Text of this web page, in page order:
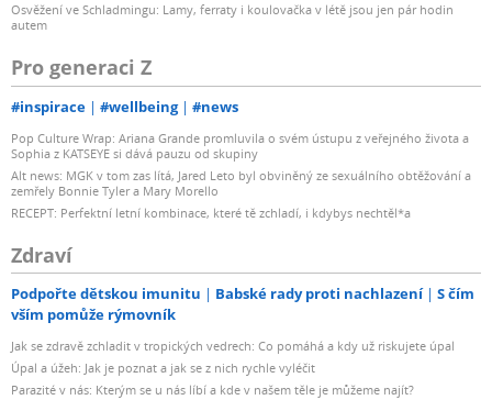
Osvěžení ve Schladmingu: Lamy, ferraty i koulovačka v létě jsou jen pár hodin
autem
Pro generaci Z
#inspirace #wellbeing #news
Pop Culture Wrap: Ariana Grande promluvila o svém ústupu z veřejného života a
Sophia z KATSEYE si dává pauzu od skupiny
Alt news: MGK v tom zas lítá, Jared Leto byl obviněný ze sexuálního obtěžování a
zemřely Bonnie Tyler a Mary Morello
RECEPT: Perfektní letní kombinace, které tě zchladí, i kdybys nechtěl*a
Zdraví
Podpořte dětskou imunitu Babské rady proti nachlazení
S čím
vším pomůže rýmovník
Jak se zdravě zchladit v tropických vedrech: Co pomáhá a kdy už riskujete úpal
Úpal a úžeh: Jak je poznat a jak se z nich rychle vyléčit
Parazité v nás: Kterým se u nás líbí a kde v našem těle je můžeme najít?